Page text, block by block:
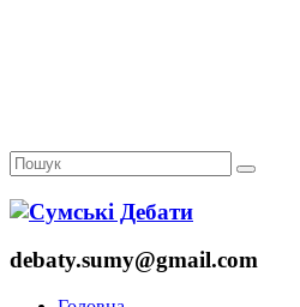
debaty.sumy@gmail.com